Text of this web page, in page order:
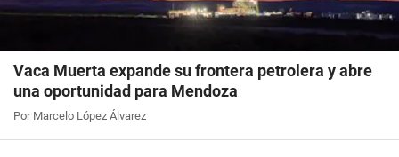
Vaca Muerta expande su frontera petrolera y abre
una oportunidad para Mendoza
Por Marcelo López Álvarez